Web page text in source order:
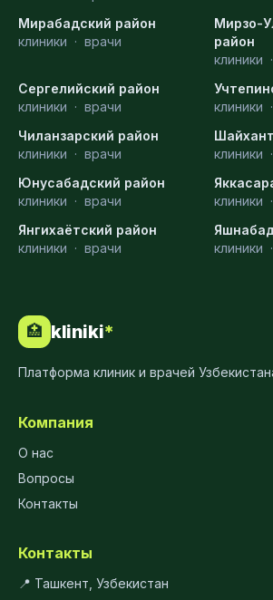
Мирабадский район
клиники · врачи
Мирзо-
район
клиники ·
Сергелийский район
клиники · врачи
клиники ·
Чиланзарский район
клиники · врачи
клиники ·
Юнусабадский район
клиники · врачи
клиники ·
Янгихаётский район
клиники · врачи
клиники ·
🏥 kliniki*
Платформа клиник и врачей
Компания
О нас
Вопросы
Контакты
Контакты
📍 Ташкент, Узбекистан